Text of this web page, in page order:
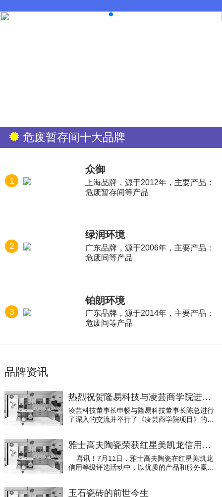
危废暂存间十大品牌
1
众御
上海品牌，源于2012年，主要产品：
危废暂存间等产品
2
绿润环境
广东品牌，源于2006年，主要产品：
危废间等产品
3
铂朗环境
广东品牌，源于2014年，主要产品：
危废间等产品
品牌资讯
热烈祝贺隆易科技与凌芸商学院进行签约
凌芸科技董事长申畅与隆易科技董事长陈总进行
了深入的交流并举行了《凌芸商学院项目》的签
作共赢！（品牌故事介绍）佛山隆易科技有限公
司成立于2014年。是一家集新材料研发、五金配
件制造和销售的综合型公司。公司在金属注射领
域有20多年的沉淀，拥有发明专利30多项；秉
情”的经营理念在市场上独树一帜！目前隆易科技
雅士高夫陶瓷荣获红星美凯龙信用等级“五星级商户”
喜讯！7月11日，雅士高夫陶瓷在红星美凯龙
信用等级评选活动中，以优质的产品和服务赢
理、价格管理、履约行为、顾客评价等信用维
玉石瓷砖的前世今生